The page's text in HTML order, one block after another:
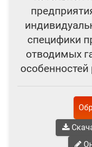
специфики
отводимых
особенностей